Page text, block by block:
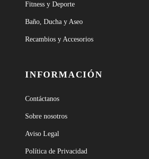
Fitness y Deporte
Baño, Ducha y Aseo
Recambios y Accesorios
INFORMACIÓN
Contáctanos
Sobre nosotros
Aviso Legal
Política de Privacidad